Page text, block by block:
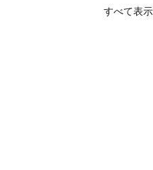
すべて表示